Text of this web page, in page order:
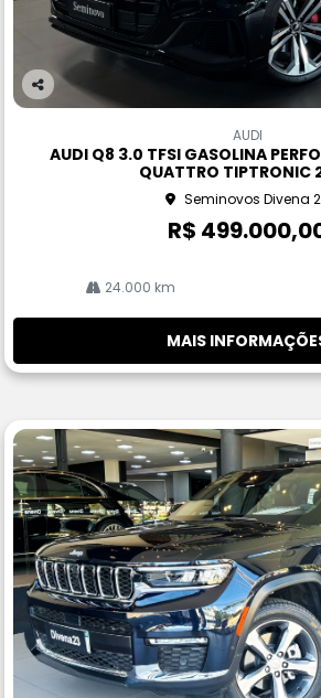
Co
AUDI
AUDI Q8 3.0 TFSI GASOLINA
QUATTRO TIPTRONIC
Seminovos Divena
R$
24.000 km
MAIS